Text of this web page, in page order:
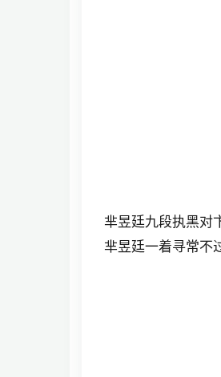
芈昱廷九段执黑对
芈昱廷一着寻常不